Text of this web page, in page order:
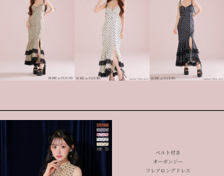
ベルト付き
オーガンジー
フレアロングドレス